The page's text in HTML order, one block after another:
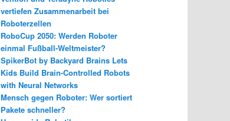
vertiefen Zusammenarbeit bei
Roboterzellen
RoboCup 2050: Werden Roboter
einmal Fußball-Weltmeister?
SpikerBot by Backyard Brains Lets
Kids Build Brain-Controlled Robots
with Neural Networks
Mensch gegen Roboter: Wer sortiert
Pakete schneller?